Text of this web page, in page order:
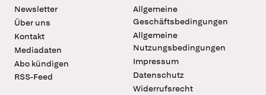
Newsletter
Über uns
Kontakt
Mediadaten
Abo kündigen
RSS-Feed
Allgemeine
Geschäftsbedingungen
Allgemeine
Nutzungsbedingungen
Impressum
Datenschutz
Widerrufsrecht